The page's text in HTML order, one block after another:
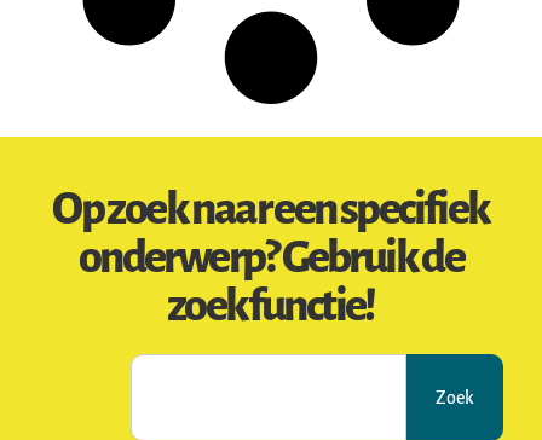
Op zoek naar een specifiek
onderwerp? Gebruik de
zoekfunctie!
Zoek